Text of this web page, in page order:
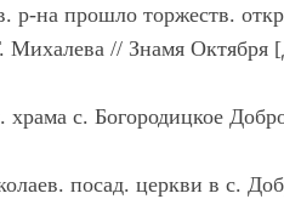
на прошло торжеств.
Михалева // Знамя
с. Богородицкое
посад. церкви в с.